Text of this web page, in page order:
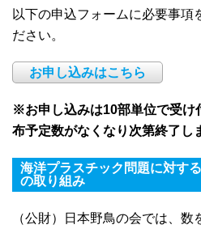
以下の申込フォームに必要事項
ださい。
お申し込みはこちら
※お申し込みは10部単位で受け
布予定数がなくなり次第終了し
海洋プラスチック問題に対す
の取り組み
（公財）日本野鳥の会では、